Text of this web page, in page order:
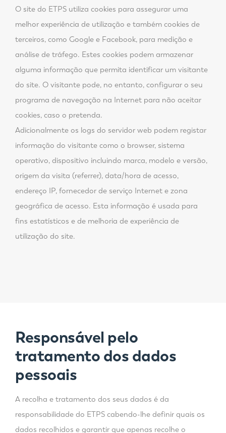
O site do ETPS utiliza cookies para assegurar uma
melhor experiência de utilização e também cookies de
terceiros, como Google e Facebook, para medição e
análise de tráfego. Estes cookies podem armazenar
alguma informação que permita identificar um visitante
do site. O visitante pode, no entanto, configurar o seu
programa de navegação na Internet para não aceitar
cookies, caso o pretenda.
Adicionalmente os logs do servidor web podem registar
informação do visitante como o browser, sistema
operativo, dispositivo incluindo marca, modelo e versão,
origem da visita (referrer), data/hora de acesso,
endereço IP, fornecedor de serviço Internet e zona
geográfica de acesso. Esta informação é usada para
fins estatísticos e de melhoria de experiência de
utilização do site.
Responsável pelo
tratamento dos dados
pessoais
A recolha e tratamento dos seus dados é da
responsabilidade do ETPS cabendo-lhe definir quais os
dados recolhidos e garantir que apenas recolhe o